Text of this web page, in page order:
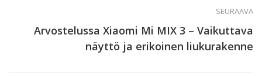
SEURAAVA
Arvostelussa Xiaomi Mi MIX 3 – Vaikuttava
näyttö ja erikoinen liukurakenne